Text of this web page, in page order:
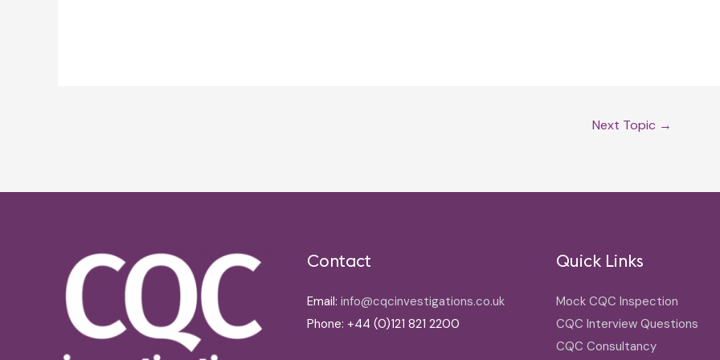
Next Topic →
Contact
Email: info@cqcinvestigations.co.uk
Phone: +44 (0)121 821 2200
Quick Links
Mock CQC Inspection
CQC Interview Questions
CQC Consultancy